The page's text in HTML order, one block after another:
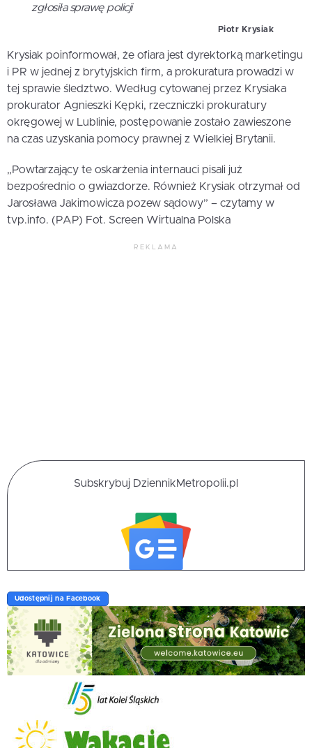
zgłosiła sprawę policji
Piotr Krysiak
Krysiak poinformował, że ofiara jest dyrektorką marketingu
i PR w jednej z brytyjskich firm, a prokuratura prowadzi w
tej sprawie śledztwo. Według cytowanej przez Krysiaka
prokurator Agnieszki Kępki, rzeczniczki prokuratury
okręgowej w Lublinie, postępowanie zostało zawieszone
na czas uzyskania pomocy prawnej z Wielkiej Brytanii.
„Powtarzający te oskarżenia internauci pisali już
bezpośrednio o gwiazdorze. Również Krysiak otrzymał od
Jarosława Jakimowicza pozew sądowy” – czytamy w
tvp.info. (PAP) Fot. Screen Wirtualna Polska
REKLAMA
Subskrybuj DziennikMetropolii.pl
Udostępnij na Facebook